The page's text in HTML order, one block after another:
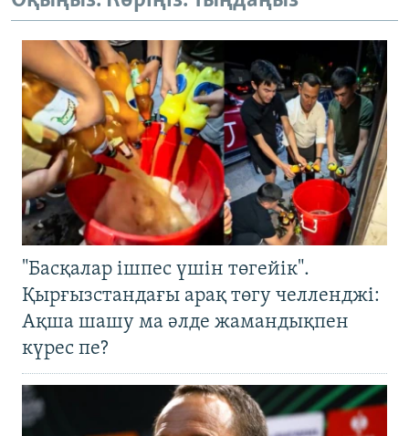
"Басқалар ішпес үшін төгейік".
Қырғызстандағы арақ төгу челленджі:
Ақша шашу ма әлде жамандықпен
күрес пе?